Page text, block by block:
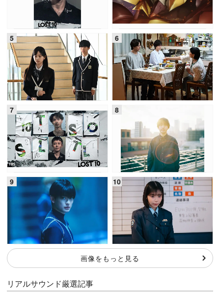
画像をもっと見る
リアルサウンド厳選記事